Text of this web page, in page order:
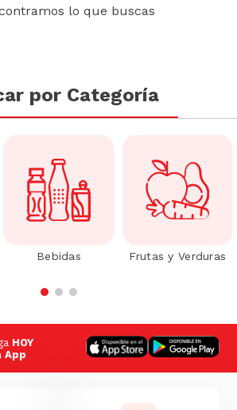
lo que buscas
por Categoría
Bebidas Frutas y Verduras
HOY
App